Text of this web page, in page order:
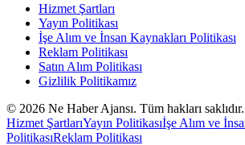
Hizmet Şartları
Yayın Politikası
İşe Alım ve İnsan Kaynakları Politikası
Reklam Politikası
Satın Alım Politikası
Gizlilik Politikamız
© 2026 Ne Haber Ajansı. Tüm hakları saklıdır.
Hizmet ŞartlarıYayın Politikasıİşe Alım ve
PolitikasıReklam Politikası